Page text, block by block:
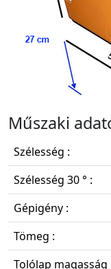
Műszaki
Szélesség :
Szélesség 30 ° :
Gépigény :
Tömeg :
Tolólap magasság